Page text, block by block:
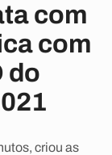
com
com
do
criou as